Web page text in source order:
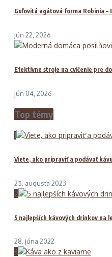
Guľovitá agátová forma Robinia
jún 22, 2026
Efektívne stroje na cvičenie pre
jún 04, 2026
Top témy
1
Viete, ako pripraviť a podávať
25. augusta 2023
2
5 najlepších kávových drinkov na
28. júna 2022
3